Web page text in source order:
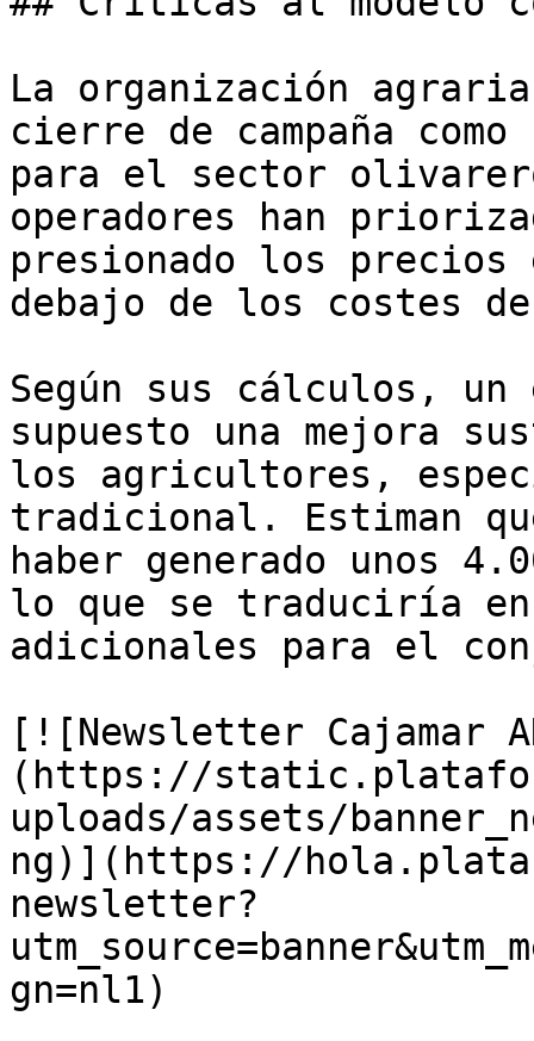
La organización
cierre de campaña
para el sector
operadores han
presionado los
debajo de los costes
Según sus cálculos,
supuesto una mejora
los agricultores,
tradicional. Estiman
haber generado unos
lo que se traduciría
adicionales para el
[![Newsletter Cajamar
(https://
uploads/assets/
ng)](https://
newsletter?
gn=nl1)